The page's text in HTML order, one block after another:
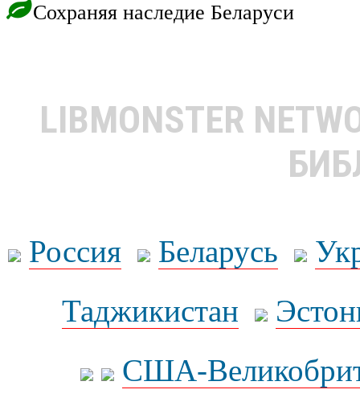
Сохраняя наследие Беларуси
LIBMONSTER
Россия Беларусь
Таджикистан
США-